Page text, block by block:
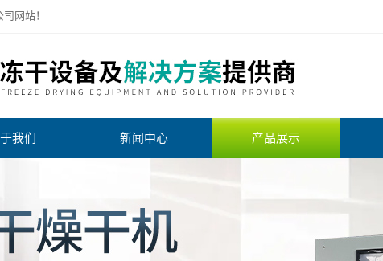
网站！
我们 新闻中心 产品展示